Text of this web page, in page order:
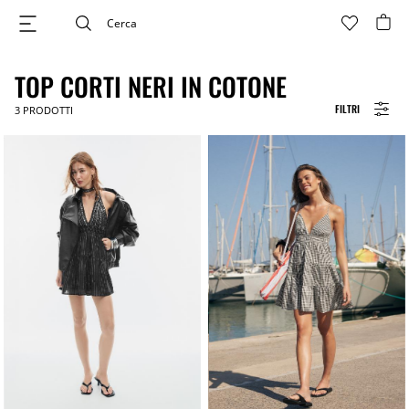
FILTRI
TOP CORTI NERI IN COTONE
3 PRODOTTI